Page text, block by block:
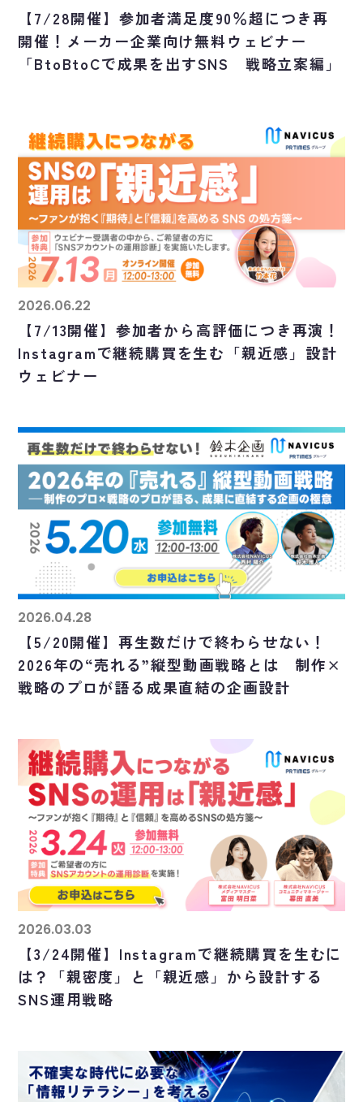
【7/28開催】参加者満足度90％超につき再
開催！メーカー企業向け無料ウェビナー
「BtoBtoCで成果を出すSNS 戦略立案編」
2026.06.22
【7/13開催】参加者から高評価につき再演！
Instagramで継続購買を生む「親近感」設計
ウェビナー
2026.04.28
【5/20開催】再生数だけで終わらせない！
2026年の“売れる”縦型動画戦略とは 制作×
戦略のプロが語る成果直結の企画設計
2026.03.03
【3/24開催】Instagramで継続購買を生むに
は？「親密度」と「親近感」から設計する
SNS運用戦略